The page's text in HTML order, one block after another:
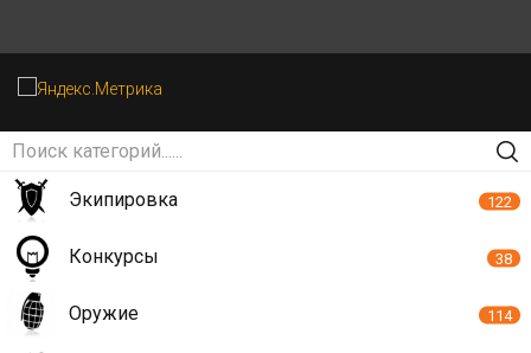
Экипировка 122
Конкурсы 38
Оружие 114